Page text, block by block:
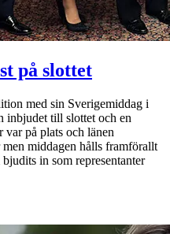
på slottet
med sin Sverigemiddag i
inbjudet till slottet och en
var på plats och länen
men middagen hålls framförallt
in som representanter